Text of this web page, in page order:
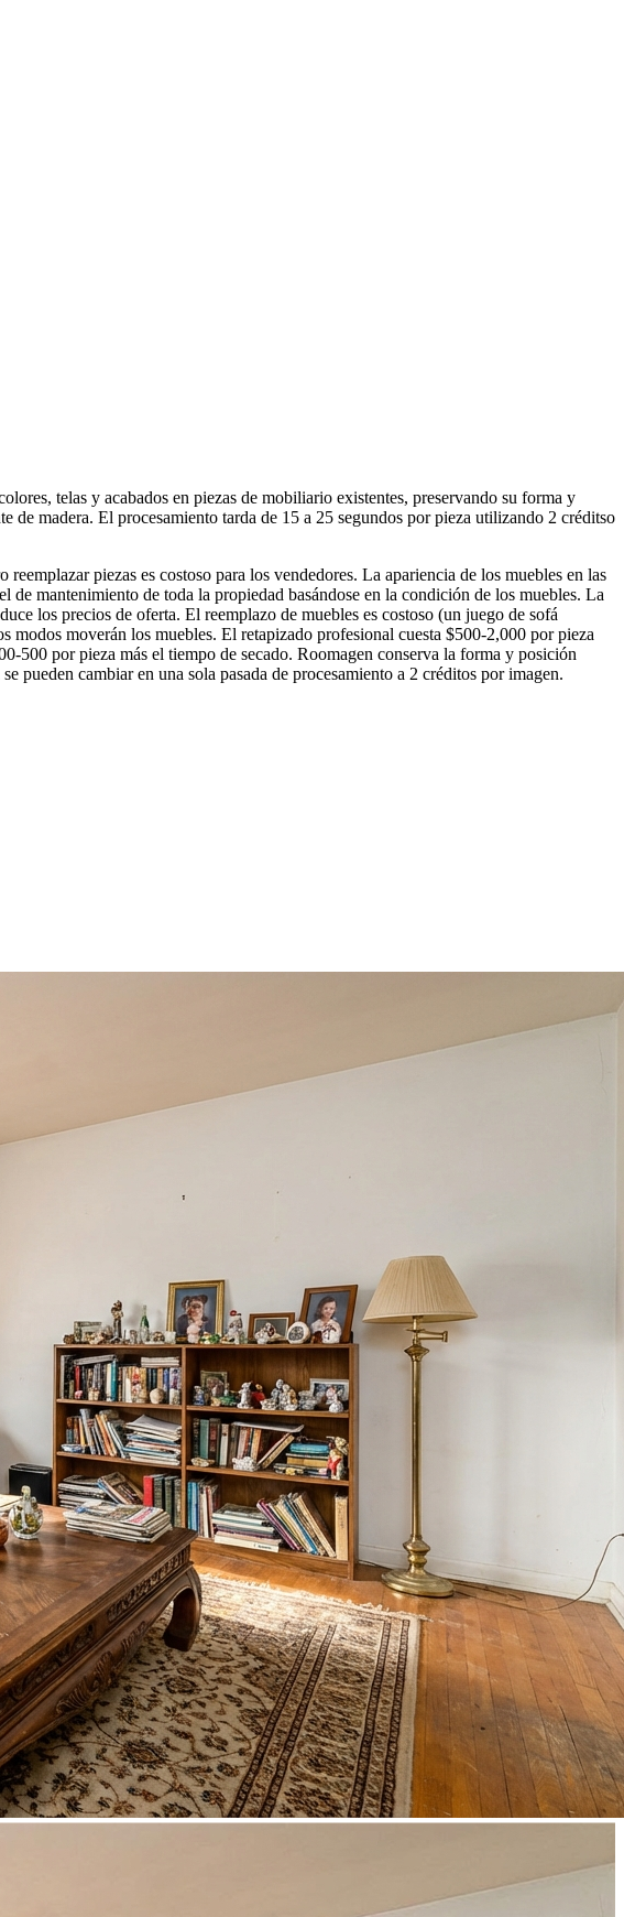
telas y acabados en piezas de mobiliario existentes, preservando su forma y
madera. El procesamiento tarda de 15 a 25 segundos por pieza utilizando 2 créditso
piezas es costoso para los vendedores. La apariencia de los muebles en las
mantenimiento de toda la propiedad basándose en la condición de los muebles. La
los precios de oferta. El reemplazo de muebles es costoso (un juego de sofá
moverán los muebles. El retapizado profesional cuesta $500-2,000 por pieza
500 por pieza más el tiempo de secado. Roomagen conserva la forma y posición
pueden cambiar en una sola pasada de procesamiento a 2 créditos por imagen.